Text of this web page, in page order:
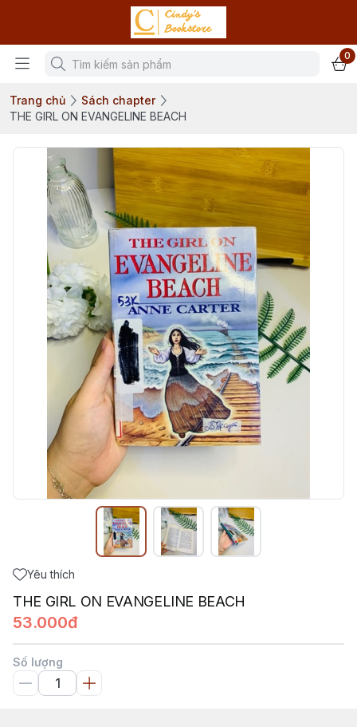
0
Trang chủ
Sách chapter
THE GIRL ON EVANGELINE BEACH
Yêu thích
THE GIRL ON EVANGELINE BEACH
53.000đ
Số lượng